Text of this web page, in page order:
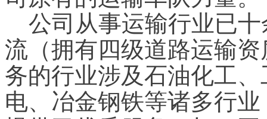
公司从事运输行业已
流（拥有四级道路运输
务的行业涉及石油化工
电、冶金钢铁等诸多行